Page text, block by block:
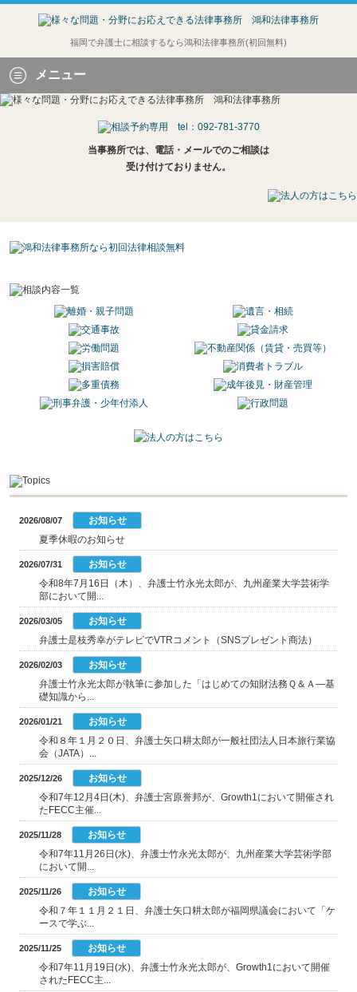
福岡で弁護士に相談するなら鴻和法律事務所(初回無料)
メニュー
当事務所では、電話・メールでのご相談は
受け付けておりません。
2026/08/07
お知らせ
夏季休暇のお知らせ
2026/07/31
お知らせ
令和8年7月16日（木）、弁護士竹永光太郎が、九州産業大学芸術学
部において開...
2026/03/05
お知らせ
弁護士是枝秀幸がテレビでVTRコメント（SNSプレゼント商法）
2026/02/03
お知らせ
弁護士竹永光太郎が執筆に参加した「はじめての知財法務Ｑ＆Ａ―基
礎知識から...
2026/01/21
お知らせ
令和８年１月２０日、弁護士矢口耕太郎が一般社団法人日本旅行業協
会（JATA）...
2025/12/26
お知らせ
令和7年12月4日(木)、弁護士宮原誉邦が、Growth1において開催され
たFECC主催...
2025/11/28
お知らせ
令和7年11月26日(水)、弁護士竹永光太郎が、九州産業大学芸術学部
において開...
2025/11/26
お知らせ
令和７年１１月２１日、弁護士矢口耕太郎が福岡県議会において「ケ
ースで学ぶ...
2025/11/25
お知らせ
令和7年11月19日(水)、弁護士竹永光太郎が、Growth1において開催
されたFECC主...